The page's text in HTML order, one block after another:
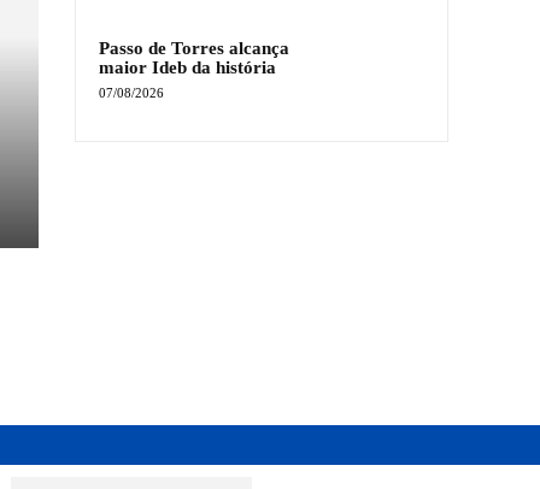
Passo de Torres alcança
maior Ideb da história
07/08/2026